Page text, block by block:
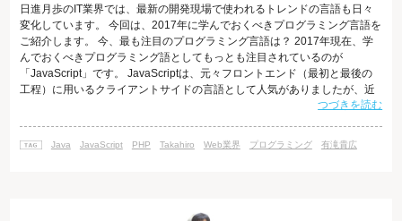
日進月歩のIT業界では、最新の開発現場で使われるトレンドの言語も日々
変化しています。 今回は、2017年に学んでおくべきプログラミング言語を
ご紹介します。 今、最も注目のプログラミング言語は？ 2017年現在、学
んでおくべきプログラミング語としてもっとも注目されているのが
「JavaScript」です。 JavaScriptは、元々フロントエンド（最初と最後の
工程）に用いるクライアントサイドの言語として人気がありましたが、近
年大きな変化を遂げ、Node.jsを活用することでサーバーサイド言語として
プログラミング言語ランキング2017年版「The
つづきを読む
Java JavaScript PHP Takahiro Web業界 プログラミング 有滝貴広